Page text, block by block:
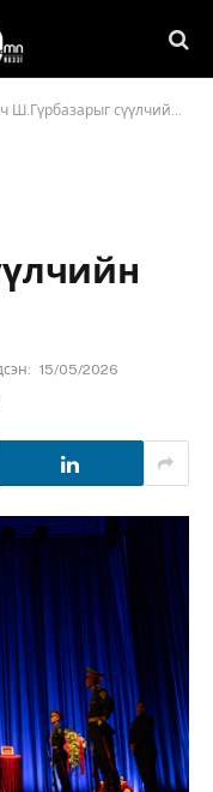
сүүлчийн замд нь үдлээ
15/05/2026